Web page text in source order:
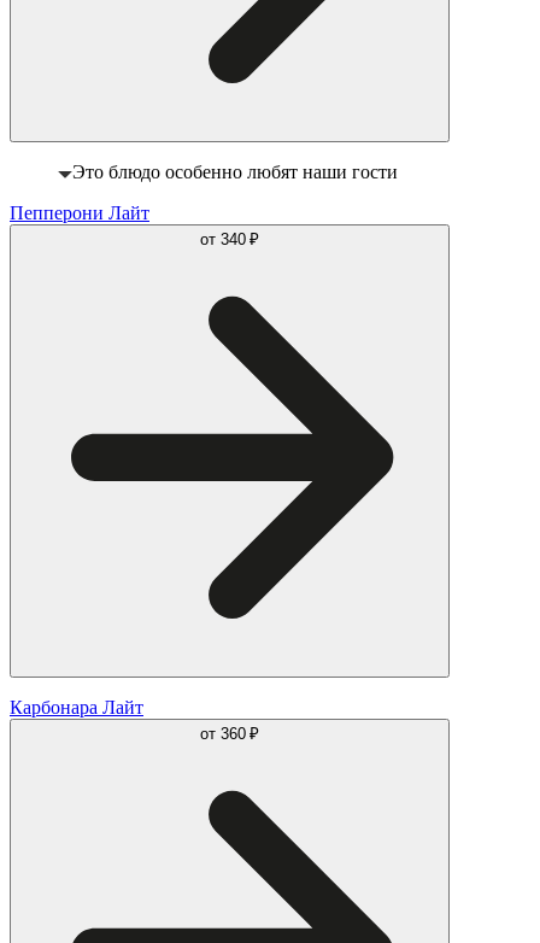
Это блюдо особенно любят наши гости
Пепперони Лайт
от 340 ₽
Карбонара Лайт
от 360 ₽